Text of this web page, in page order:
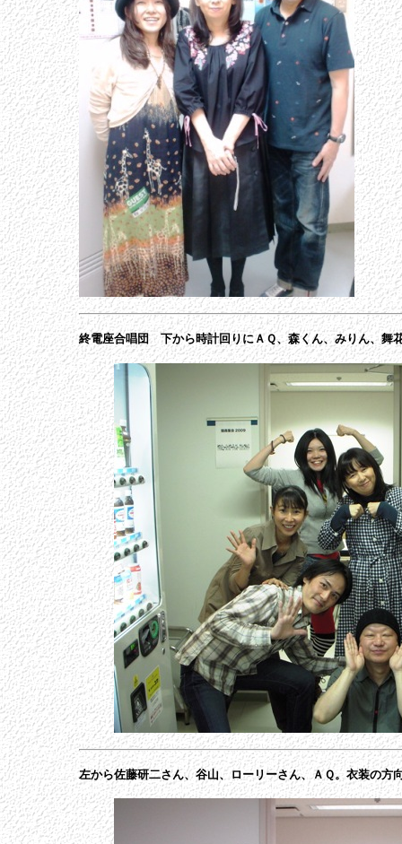
終電座合唱団 下から時計回りにＡＱ、森くん、みりん、舞
左から佐藤研二さん、谷山、ローリーさん、ＡＱ。衣装の方